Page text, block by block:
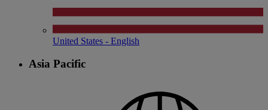
United States - English
Asia Pacific